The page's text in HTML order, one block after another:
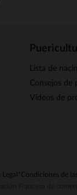
Lista de
Consejos de
Vídeos de
*Condiciones de